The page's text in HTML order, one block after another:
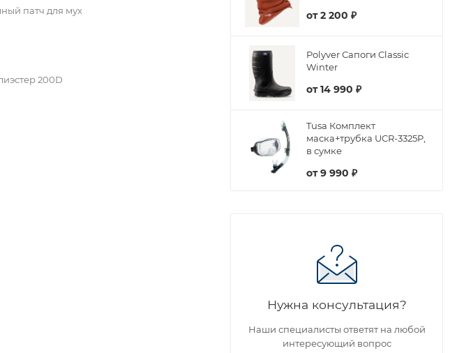
патч для мух
200D
от2 200 ₽
Polyver Сапоги Classic
Winter
от14 990 ₽
Tusa Комплект
маска+трубка UCR-3325P,
в сумке
от9 990 ₽
Нужна консультация?
Наши специалисты ответят на любой
интересующий вопрос